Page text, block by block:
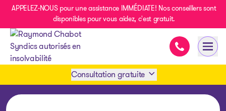
APPELEZ-NOUS pour une assistance IMMÉDIATE! Nos conseillers sont
disponibles pour vous aidez, c'est gratuit.
Assistance
Consultation gratuite